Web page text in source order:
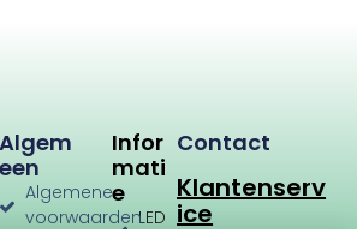
Infor
Mati
E
LED
Algem
Een
Algemene
voorwaarden
Contact
Klantenserv
ice